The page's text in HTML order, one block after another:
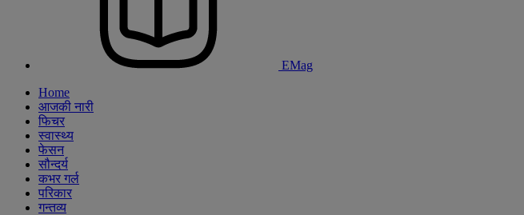
EMag
Home
आजकी नारी
फिचर
स्वास्थ्य
फेसन
सौन्दर्य
कभर गर्ल
परिकार
गन्तव्य